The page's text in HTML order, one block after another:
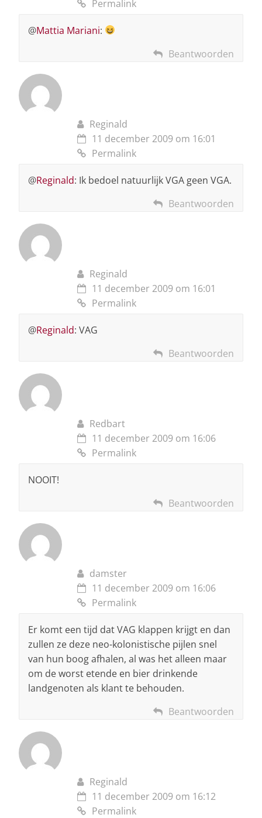
Permalink
@Mattia Mariani:
Beantwoorden
Reginald
11 december 2009 om 16:01
Permalink
@Reginald: Ik bedoel natuurlijk VGA geen VGA.
Beantwoorden
Reginald
11 december 2009 om 16:01
Permalink
@Reginald: VAG
Beantwoorden
Redbart
11 december 2009 om 16:06
Permalink
NOOIT!
Beantwoorden
damster
11 december 2009 om 16:06
Permalink
Er komt een tijd dat VAG klappen krijgt en dan
zullen ze deze neo-kolonistische pijlen snel
van hun boog afhalen, al was het alleen maar
om de worst etende en bier drinkende
landgenoten als klant te behouden.
Beantwoorden
Reginald
11 december 2009 om 16:12
Permalink